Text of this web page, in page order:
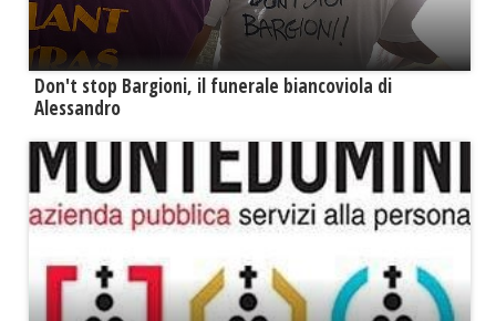
Don't stop Bargioni, il funerale biancoviola di
Alessandro